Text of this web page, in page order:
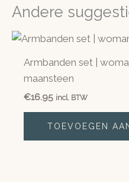
Andere
Armbanden set |
maansteen
€16.95 incl. BTW
TOEVOEGEN